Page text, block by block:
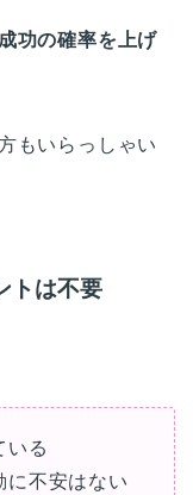
成功の確率を上げ
もいらっしゃい
トは不要
いる
に不安はない